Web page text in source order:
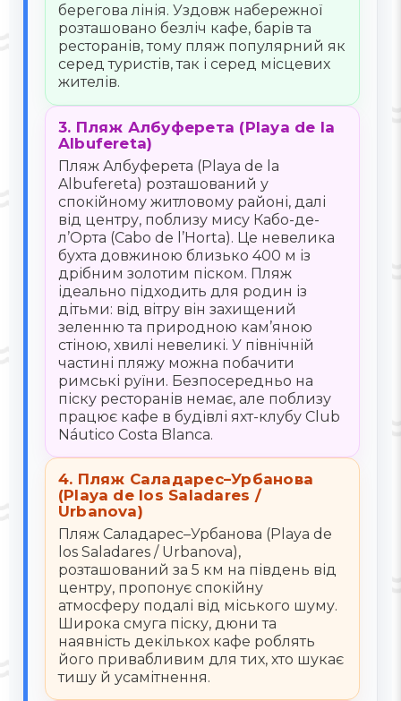
берегова лінія. Уздовж набережної
розташовано безліч кафе, барів та
ресторанів, тому пляж популярний як
серед туристів, так і серед місцевих
жителів.
3. Пляж Албуферета (Playa de la
Albufereta)
Пляж Албуферета (Playa de la
Albufereta) розташований у
спокійному житловому районі, далі
від центру, поблизу мису Кабо-де-
л’Орта (Cabo de l’Horta). Це невелика
бухта довжиною близько 400 м із
дрібним золотим піском. Пляж
ідеально підходить для родин із
дітьми: від вітру він захищений
зеленню та природною кам’яною
стіною, хвилі невеликі. У північній
частині пляжу можна побачити
римські руїни. Безпосередньо на
піску ресторанів немає, але поблизу
працює кафе в будівлі яхт-клубу Club
Náutico Costa Blanca.
4. Пляж Саладарес–Урбанова
(Playa de los Saladares /
Urbanova)
Пляж Саладарес–Урбанова (Playa de
los Saladares / Urbanova),
розташований за 5 км на південь від
центру, пропонує спокійну
атмосферу подалі від міського шуму.
Широка смуга піску, дюни та
наявність декількох кафе роблять
його привабливим для тих, хто шукає
тишу й усамітнення.